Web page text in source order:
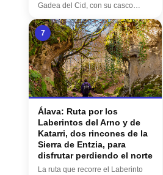
Gadea del Cid, con su casco
7
Álava: Ruta por los
Laberintos del Arno y de
Katarri, dos rincones de la
Sierra de Entzia, para
disfrutar perdiendo el norte
La ruta que recorre el Laberinto